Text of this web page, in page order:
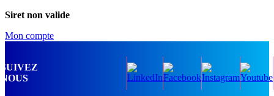
Siret non valide
Mon compte
SUIVEZ
NOUS